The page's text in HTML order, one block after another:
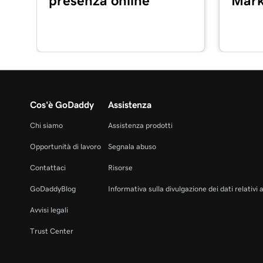
Lezione 18 (di 20)
Elabora una transazione utilizzando un codice QR
Aggiungi le immagini dei prodotti alla mia app di
Cos'è GoDaddy
Chi siamo
Opportunità di lavoro
Contattaci
GoDaddyBlog
Avvisi legali
Trust Center
Assistenza
Assistenza prodotti
Segnala abuso
Risorse
Informativa sulla divulgazione dei dati relativi